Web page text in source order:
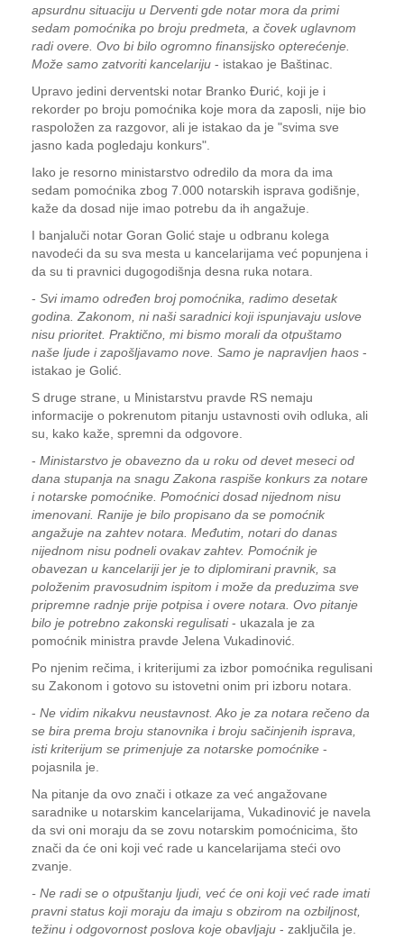
apsurdnu situaciju u Derventi gde notar mora da primi
sedam pomoćnika po broju predmeta, a čovek uglavnom
radi overe. Ovo bi bilo ogromno finansijsko opterećenje.
Može samo zatvoriti kancelariju - istakao je Baštinac.
Upravo jedini derventski notar Branko Đurić, koji je i
rekorder po broju pomoćnika koje mora da zaposli, nije bio
raspoložen za razgovor, ali je istakao da je "svima sve
jasno kada pogledaju konkurs".
Iako je resorno ministarstvo odredilo da mora da ima
sedam pomoćnika zbog 7.000 notarskih isprava godišnje,
kaže da dosad nije imao potrebu da ih angažuje.
I banjaluči notar Goran Golić staje u odbranu kolega
navodeći da su sva mesta u kancelarijama već popunjena i
da su ti pravnici dugogodišnja desna ruka notara.
- Svi imamo određen broj pomoćnika, radimo desetak
godina. Zakonom, ni naši saradnici koji ispunjavaju uslove
nisu prioritet. Praktično, mi bismo morali da otpuštamo
naše ljude i zapošljavamo nove. Samo je napravljen haos -
istakao je Golić.
S druge strane, u Ministarstvu pravde RS nemaju
informacije o pokrenutom pitanju ustavnosti ovih odluka, ali
su, kako kaže, spremni da odgovore.
- Ministarstvo je obavezno da u roku od devet meseci od
dana stupanja na snagu Zakona raspiše konkurs za notare
i notarske pomoćnike. Pomoćnici dosad nijednom nisu
imenovani. Ranije je bilo propisano da se pomoćnik
angažuje na zahtev notara. Međutim, notari do danas
nijednom nisu podneli ovakav zahtev. Pomoćnik je
obavezan u kancelariji jer je to diplomirani pravnik, sa
položenim pravosudnim ispitom i može da preduzima sve
pripremne radnje prije potpisa i overe notara. Ovo pitanje
bilo je potrebno zakonski regulisati- ukazala je za
pomoćnik ministra pravde Jelena Vukadinović.
Po njenim rečima, i kriterijumi za izbor pomoćnika regulisani
su Zakonom i gotovo su istovetni onim pri izboru notara.
- Ne vidim nikakvu neustavnost. Ako je za notara rečeno da
se bira prema broju stanovnika i broju sačinjenih isprava,
isti kriterijum se primenjuje za notarske pomoćnike -
pojasnila je.
Na pitanje da ovo znači i otkaze za već angažovane
saradnike u notarskim kancelarijama, Vukadinović je navela
da svi oni moraju da se zovu notarskim pomoćnicima, što
znači da će oni koji već rade u kancelarijama steći ovo
zvanje.
- Ne radi se o otpuštanju ljudi, već će oni koji već rade imati
pravni status koji moraju da imaju s obzirom na ozbiljnost,
težinu i odgovornost poslova koje obavljaju - zaključila je.